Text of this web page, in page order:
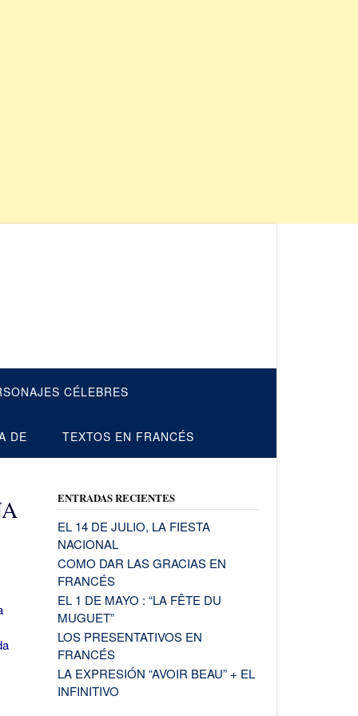
CÉLEBRES
DE TEXTOS EN FRANCÉS
ENTRADAS RECIENTES
EL 14 DE JULIO, LA FIESTA
NACIONAL
COMO DAR LAS GRACIAS EN
FRANCÉS
EL 1 DE MAYO : “LA FÊTE DU
MUGUET”
LOS PRESENTATIVOS EN
FRANCÉS
LA EXPRESIÓN “AVOIR BEAU” + EL
INFINITIVO